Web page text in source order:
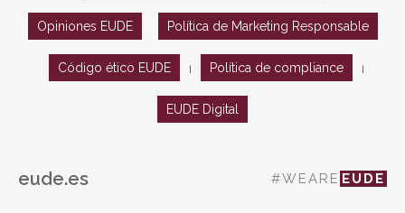
Opiniones EUDE Política de Marketing Responsable
Código ético EUDE Política de compliance
EUDE Digital
eude.es #WEARE EUDE